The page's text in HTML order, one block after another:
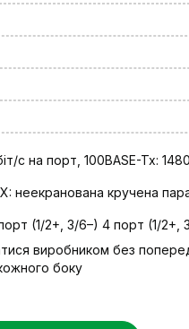
с на порт, 100BASE-Tx:
неекранована кручена
(1/2+, 3/6–) 4 порт (1/2+,
виробником без
боку